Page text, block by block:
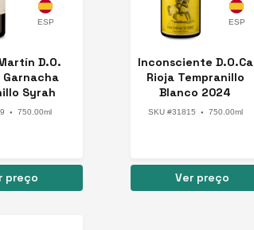
D.O.
Garnacha
Syrah
2025
● 750.00ml
preço
Inconsciente D.O.Ca
Rioja Tempranillo
Blanco 2024
SKU #31815 ● 750.00ml
Ver preço
Espanha